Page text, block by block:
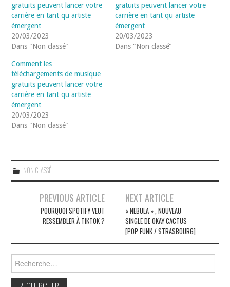
gratuits peuvent lancer votre
carrière en tant qu artiste
émergent
20/03/2023
Dans "Non classé"
gratuits peuvent lancer votre
carrière en tant qu artiste
émergent
20/03/2023
Dans "Non classé"
Comment les
téléchargements de musique
gratuits peuvent lancer votre
carrière en tant qu artiste
émergent
20/03/2023
Dans "Non classé"
NON CLASSÉ
NavigationPREVIOUS ARTICLE
POURQUOI SPOTIFY VEUT
RESSEMBLER À TIKTOK ?
NEXT ARTICLE
« NEBULA » , NOUVEAU
SINGLE DE OKAY CACTUS
[POP FUNK / STRASBOURG]